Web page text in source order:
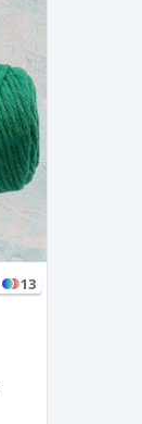
13